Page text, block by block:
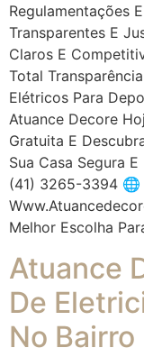
Regulamentações
Transparentes E
Claros E
Total
Elétricos Para
Atuance Decore
Gratuita E
Sua Casa Segura
(41) 3265-3394 🌐
Melhor Escolha
Atuance
De
No